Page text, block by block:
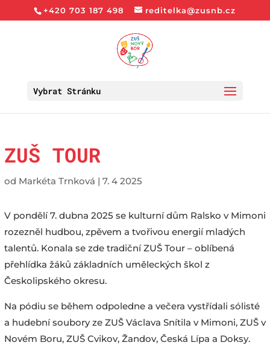
+420 703 187 498 reditelka@zusnb.cz
Vybrat Stránku
ZUŠ TOUR
od Markéta Trnková | 7. 4 2025
V pondělí 7. dubna 2025 se kulturní dům Ralsko v Mimoni
rozezněl hudbou, zpěvem a tvořivou energií mladých
talentů. Konala se zde tradiční ZUŠ Tour – oblíbená
přehlídka žáků základních uměleckých škol z
Českolipského okresu.
Na pódiu se během odpoledne a večera vystřídali sólisté
a hudební soubory ze ZUŠ Václava Snítila v Mimoni, ZUŠ v
Novém Boru, ZUŠ Cvikov, Žandov, Česká Lípa a Doksy.